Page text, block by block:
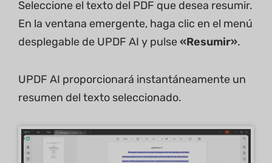
Seleccione el texto del PDF que desea resumir.
En la ventana emergente, haga clic en el menú
desplegable de UPDF AI y pulse«Resumir».
UPDF AI proporcionará instantáneamente un
resumen del texto seleccionado.